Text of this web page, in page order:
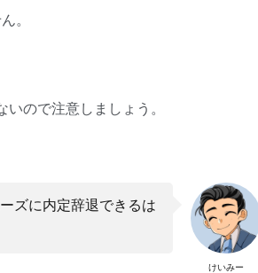
。
ので注意しましょう。
けいみー
ズに内定辞退できるは